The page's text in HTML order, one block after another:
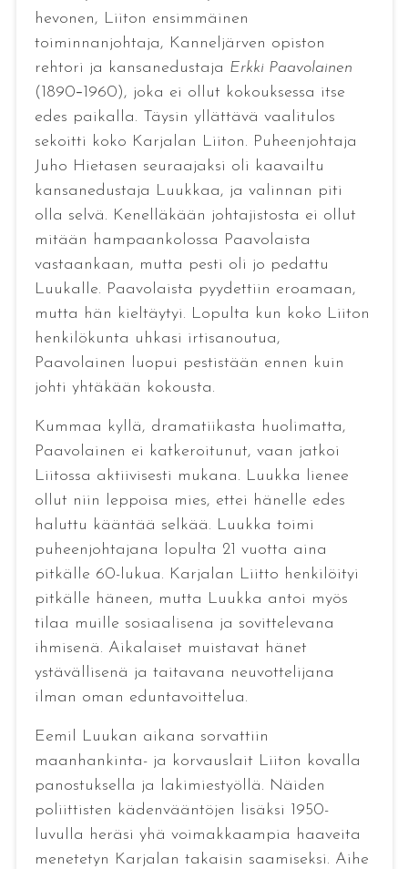
hevonen, Liiton ensimmäinen
toiminnanjohtaja, Kanneljärven opiston
rehtori ja kansanedustaja Erkki Paavolainen
(1890–1960), joka ei ollut kokouksessa itse
edes paikalla. Täysin yllättävä vaalitulos
sekoitti koko Karjalan Liiton. Puheenjohtaja
Juho Hietasen seuraajaksi oli kaavailtu
kansanedustaja Luukkaa, ja valinnan piti
olla selvä. Kenelläkään johtajistosta ei ollut
mitään hampaankolossa Paavolaista
vastaankaan, mutta pesti oli jo pedattu
Luukalle. Paavolaista pyydettiin eroamaan,
mutta hän kieltäytyi. Lopulta kun koko Liiton
henkilökunta uhkasi irtisanoutua,
Paavolainen luopui pestistään ennen kuin
johti yhtäkään kokousta.
Kummaa kyllä, dramatiikasta huolimatta,
Paavolainen ei katkeroitunut, vaan jatkoi
Liitossa aktiivisesti mukana. Luukka lienee
ollut niin leppoisa mies, ettei hänelle edes
haluttu kääntää selkää. Luukka toimi
puheenjohtajana lopulta 21 vuotta aina
pitkälle 60-lukua. Karjalan Liitto henkilöityi
pitkälle häneen, mutta Luukka antoi myös
tilaa muille sosiaalisena ja sovittelevana
ihmisenä. Aikalaiset muistavat hänet
ystävällisenä ja taitavana neuvottelijana
ilman oman eduntavoittelua.
Eemil Luukan aikana sorvattiin
maanhankinta- ja korvauslait Liiton kovalla
panostuksella ja lakimiestyöllä. Näiden
poliittisten kädenvääntöjen lisäksi 1950-
luvulla heräsi yhä voimakkaampia haaveita
menetetyn Karjalan takaisin saamiseksi. Aihe